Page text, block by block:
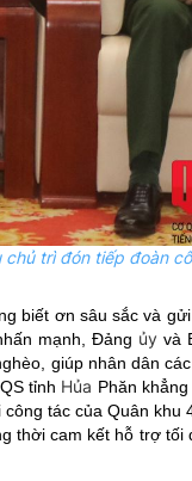
trì đón tiếp đoàn
biết ơn sâu sắc và
mạnh, Đảng ủyvà
giúp nhân dân
tỉnh Hủa Phăn
tác của Quân
thời cam kết hỗ trợ